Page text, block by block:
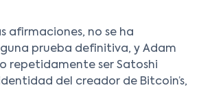
afirmaciones, no se ha
prueba definitiva, y Adam
repetidamente ser Satoshi
del creador de Bitcoin’s,